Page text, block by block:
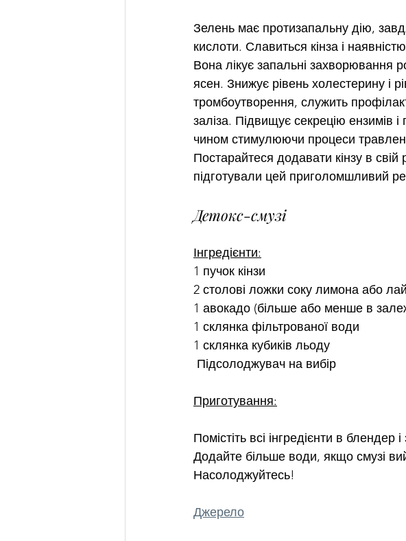
Зелень має протизапальну дію,
кислоти. Славиться кінза і
Вона лікує запальні захворювання
ясен. Знижує рівень холестерину і
тромбоутворення, служить
заліза. Підвищує секрецію ензимів
чином стимулюючи процеси
Постарайтеся додавати кінзу в
підготували цей приголомшливий
Детокс-смузі
Інгредієнти:
1 пучок кінзи
2 столові ложки соку лимона або
1 авокадо (більше або менше в
1 склянка фільтрованої води
1 склянка кубиків льоду
Підсолоджувач на вибір
Приготування:
Помістіть всі інгредієнти в блендер
Додайте більше води, якщо смузі
Насолоджуйтесь!
Джерело